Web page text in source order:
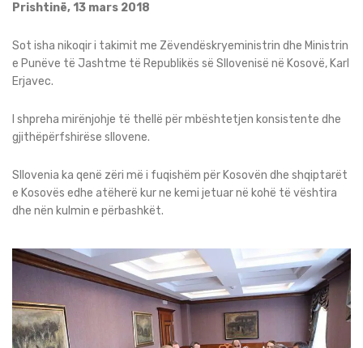
Prishtinë, 13 mars 2018
Sot isha nikoqir i takimit me Zëvendëskryeministrin dhe Ministrin
e Punëve të Jashtme të Republikës së Sllovenisë në Kosovë, Karl
Erjavec.
I shpreha mirënjohje të thellë për mbështetjen konsistente dhe
gjithëpërfshirëse sllovene.
Sllovenia ka qenë zëri më i fuqishëm për Kosovën dhe shqiptarët
e Kosovës edhe atëherë kur ne kemi jetuar në kohë të vështira
dhe nën kulmin e përbashkët.